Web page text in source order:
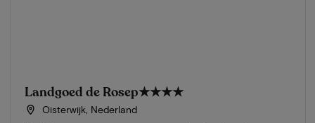
Landgoed de Rosep★★★★
Oisterwijk, Nederland